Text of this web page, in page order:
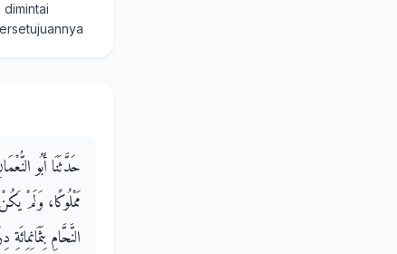
حَدَّثَنَا أَبُو
مَمْلُوكًا، وَلَمْ
النَّحَّامِ